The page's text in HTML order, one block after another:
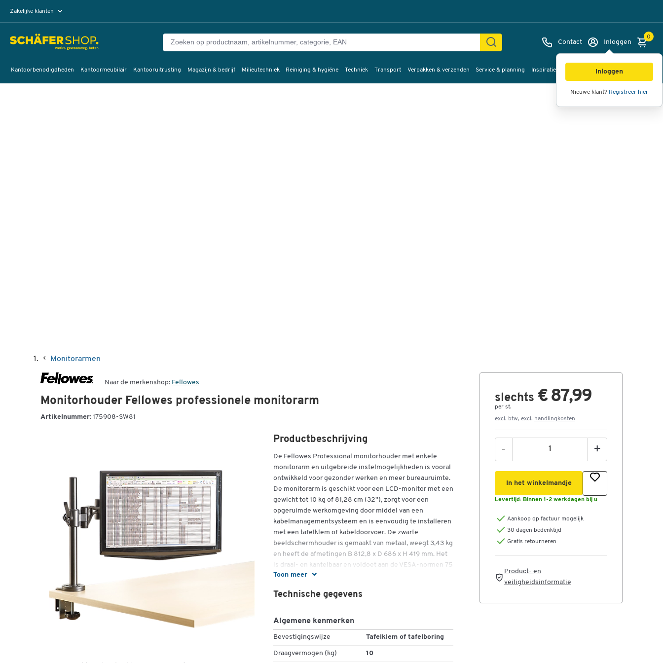
Zakelijke klanten
Contact Inloggen
Inloggen
Nieuwe klant? Registreer hier
0
Kantoorbenodigdheden Kantoormeubilair Kantooruitrusting Magazijn & bedrijf Milieutechniek Reiniging & hygiëne Techniek Transport Verpakken & verzenden Service & planning Inspiratie
Monitorarmen
Naar de merkenshop: Fellowes
Monitorhouder Fellowes professionele monitorarm
Artikelnummer: 175908-SW81
Toon meer
Productbeschrijving
De Fellowes Professional monitorhouder met enkele
monitorarm en uitgebreide instelmogelijkheden is vooral
ontwikkeld voor gezonder werken en meer bureauruimte.
De monitorarm is geschikt voor een LCD-monitor met een
gewicht tot 10 kg of 81,28 cm (32"), zorgt voor een
opgeruimde werkomgeving door middel van een
kabelmanagementsysteem en is eenvoudig te installeren
met een tafelklem of kabeldoorvoer. De zwarte
beeldschermhouder is gemaakt van metaal, weegt 3,43 kg
en heeft de afmetingen B 812,8 x D 686 x H 419 mm. Het
is draai- en kantelbaar en voldoet aan de VESA-normen 75
x 75 mm en 100 x 100 mm.
Meer details:
Gecertificeerd volgens BS EN ISO 9241 en
adviesbureau.
Technische gegevens
Algemene kenmerken
Bevestigingswijze Tafelklem of tafelboring
Draagvermogen (kg) 10
slechts € 87,99
per st.
excl. btw, excl. handlingkosten
- +
In het winkelmandje
Levertijd: Binnen 1-2 werkdagen bij u
Aankoop op factuur mogelijk
30 dagen bedenktijd
Gratis retourneren
Product- en
veiligheidsinformatie
Afbeeldingen Video's
360°
weergave